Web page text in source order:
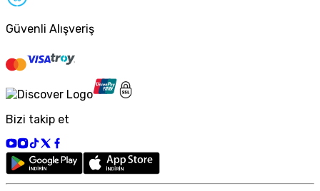
Güvenli Alışveriş
Bizi takip et